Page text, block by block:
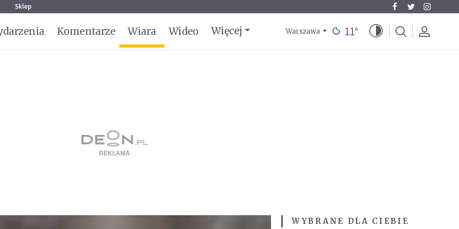
Sklep
Komentarze Wiara Wideo Więcej Warszawa 11°
WYBRANE DLA CIEBIE